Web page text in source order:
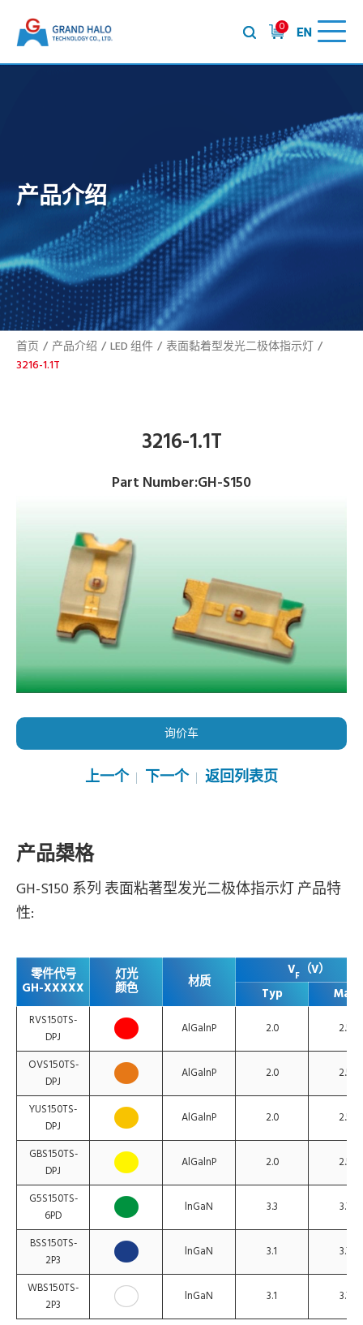
0
产品介绍
首页 产品介绍 LED 组件
表面黏着型发光二极体指示灯
3216-1.1T
3216-1.1T
Part Number:GH-S150
询价车
上一个 下一个 返回列表页
产品槼格
GH-S150 系列 表面粘著型发光二极体指示灯 产品特
性:
零件代号
GH-XXXXX
灯光
颜色 材质
VF（V）
Typ
Max
RVS150TS-
DPJ
AlGalnP 2.0 2.5
OVS150TS-
DPJ
AlGalnP 2.0 2.5
YUS150TS-
DPJ
AlGalnP 2.0 2.5
GBS150TS-
DPJ
AlGalnP 2.0 2.5
G5S150TS-
6PD
lnGaN 3.3 3.7
BSS150TS-
2P3
lnGaN 3.1 3.7
WBS150TS-
2P3
lnGaN 3.1 3.7